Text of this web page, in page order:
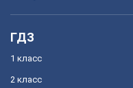
ГДЗ
1 класс
2 класс